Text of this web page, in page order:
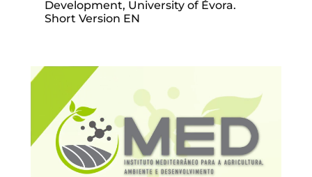
Development, University of Évora.
Short Version EN